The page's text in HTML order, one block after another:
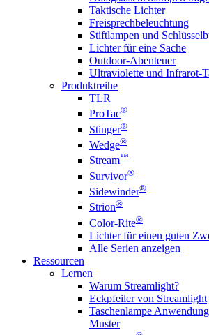
Taktische Lichter
Freisprechbeleuchtung
Stiftlampen und
Lichter für eine Sache
Outdoor-Abenteuer
Ultraviolette und Infrarot-
Produktreihe
TLR
ProTac®
Stinger®
Wedge®
Stream™
Survivor®
Sidewinder®
Strion®
Color-Rite®
Lichter für einen guten
Alle Serien anzeigen
Ressourcen
Lernen
Warum Streamlight?
Eckpfeiler von Streamlight
Taschenlampe
Muster